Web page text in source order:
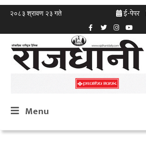
२०८३ श्रावण २३ गते ई-पेपर
Menu